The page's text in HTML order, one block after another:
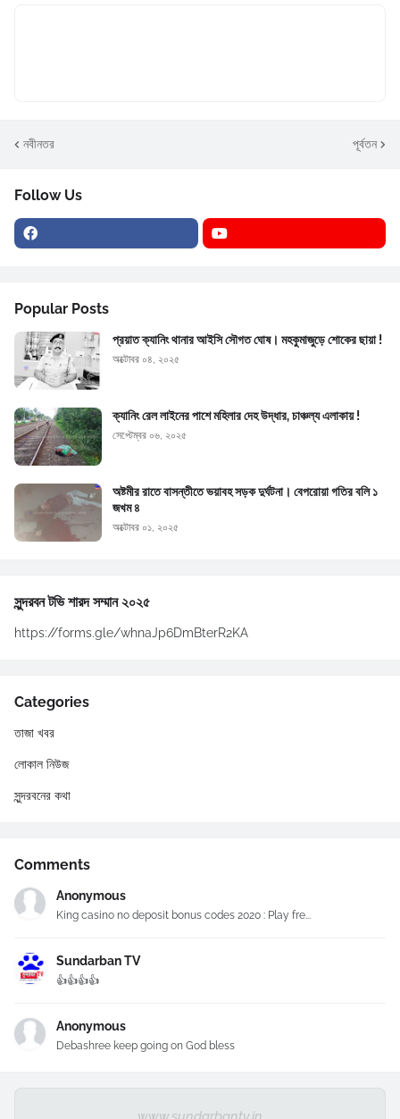
নবীনতর পূর্বতন
Follow Us
Popular Posts
প্রয়াত ক্যানিং থানার আইসি সৌগত ঘোষ। মহকুমাজুড়ে শোকের ছায়া !
অক্টোবর ০৪, ২০২৫
ক্যানিং রেল লাইনের পাশে মহিলার দেহ উদ্ধার, চাঞ্চল্য এলাকায় !
সেপ্টেম্বর ০৬, ২০২৫
অষ্টমীর রাতে বাসন্তীতে ভয়াবহ সড়ক দুর্ঘটনা। বেপরোয়া গতির বলি ১
জখম ৪
অক্টোবর ০১, ২০২৫
সুন্দরবন টভি শারদ সম্মান ২০২৫
https://forms.gle/whnaJp6DmBterR2KA
Categories
তাজা খবর
লোকাল নিউজ
সুন্দরবনের কথা
Comments
Anonymous
King casino no deposit bonus codes 2020 : Play fre...
Sundarban TV
👍👍👍👍
Anonymous
Debashree keep going on God bless